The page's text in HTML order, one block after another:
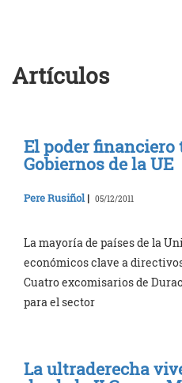
Artículos
El poder financiero
Gobiernos de la UE
Pere Rusiñol | 05/12/2011
La mayoría de países de la
económicos clave a
Cuatro excomisarios de
para el sector
La ultraderecha